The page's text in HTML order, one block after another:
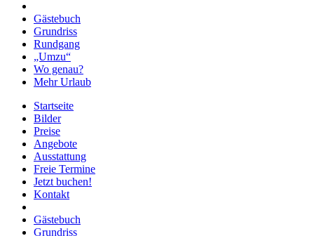
Gästebuch
Grundriss
Rundgang
„Umzu“
Wo genau?
Mehr Urlaub
Startseite
Bilder
Preise
Angebote
Ausstattung
Freie Termine
Jetzt buchen!
Kontakt
Gästebuch
Grundriss